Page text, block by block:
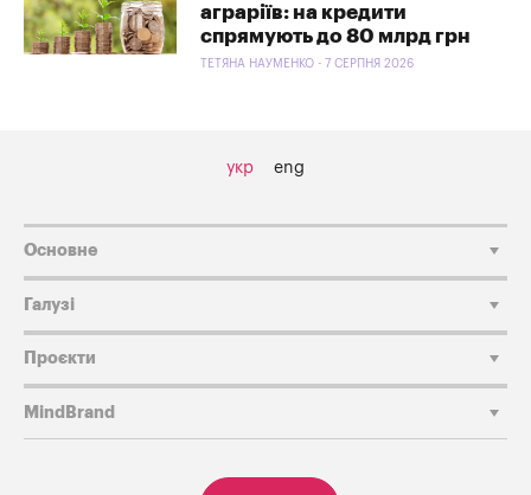
аграріїв: на кредити
спрямують до 80 млрд грн
ТЕТЯНА НАУМЕНКО - 7 СЕРПНЯ 2026
укр eng
Основне
Галузі
Проєкти
MindBrand